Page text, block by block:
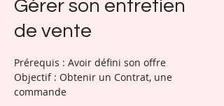
Gérer son entretien
de vente
Prérequis : Avoir défini son offre
Objectif : Obtenir un Contrat, une
commande